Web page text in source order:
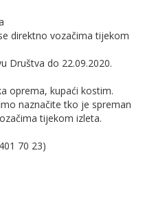
direktno vozačima tijekom
Društva do 22.09.2020.
oprema, kupaći kostim.
naznačite tko je spreman
tijekom izleta.
70 23)